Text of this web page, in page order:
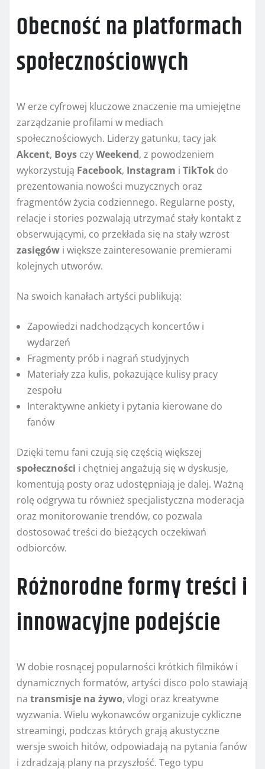
Obecność na platformach
społecznościowych
W erze cyfrowej kluczowe znaczenie ma umiejętne
zarządzanie profilami w mediach
społecznościowych. Liderzy gatunku, tacy jak
Akcent, Boys czyWeekend, z powodzeniem
wykorzystują Facebook, Instagram i TikTok do
prezentowania nowości muzycznych oraz
fragmentów życia codziennego. Regularne posty,
relacje i stories pozwalają utrzymać stały kontakt z
obserwującymi, co przekłada się na stały wzrost
zasięgów i większe zainteresowanie premierami
kolejnych utworów.
Na swoich kanałach artyści publikują:
Zapowiedzi nadchodzących koncertów i
wydarzeń
Fragmenty prób i nagrań studyjnych
Materiały zza kulis, pokazujące kulisy pracy
zespołu
Interaktywne ankiety i pytania kierowane do
fanów
Dzięki temu fani czują się częścią większej
społeczności i chętniej angażują się w dyskusje,
komentują posty oraz udostępniają je dalej. Ważną
rolę odgrywa tu również specjalistyczna moderacja
oraz monitorowanie trendów, co pozwala
dostosować treści do bieżących oczekiwań
odbiorców.
Różnorodne formy treści i
innowacyjne podejście
W dobie rosnącej popularności krótkich filmików i
dynamicznych formatów, artyści disco polo stawiają
na transmisje na żywo, vlogi oraz kreatywne
wyzwania. Wielu wykonawców organizuje cykliczne
streamingi, podczas których grają akustyczne
wersje swoich hitów, odpowiadają na pytania fanów
i zdradzają plany na przyszłość. Tego typu